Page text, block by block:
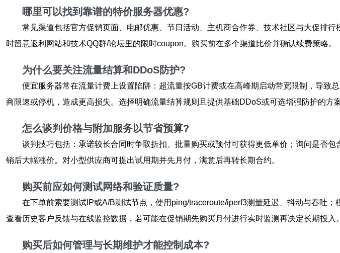
哪里可以找到靠谱的特价服务器优惠?
常见渠道包括官方促销页面、电邮优惠、节日活动、主机商合作券、技术社区与大促排
时留意返利网站和技术QQ群/论坛里的限时coupon。购买前在多个渠道比价并确认续费策略。
为什么要关注流量结算和DDoS防护?
便宜服务器常在流量计费上设置陷阱：超流量按GB计费或在高峰期启动带宽限制，导
商限速或停机，造成更高损失。选择明确流量结算规则且提供基础DDoS或可选增强防护的方
怎么谈判价格与附加服务以节省预算?
谈判技巧包括：承诺较长合同时争取折扣、批量购买或预付可获得更低单价；询问是否
销后大幅涨价。对小型供应商可提出试用期并先月付，满意后再转长期合约。
购买前应如何测试网络和验证质量?
在下单前索要测试IP或A/B测试节点，使用ping/traceroute/iperf3测量延迟、抖动与吞吐
查看历史客户反馈与在线监控数据，若可能在促销期先购买月付进行实时监测再决定长期投入。
购买后如何管理与长期维护才能控制成本?